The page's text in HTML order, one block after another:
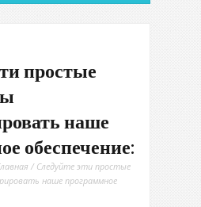
простые
наше
обеспечение:
/ Следуйте эти простые
наше программное